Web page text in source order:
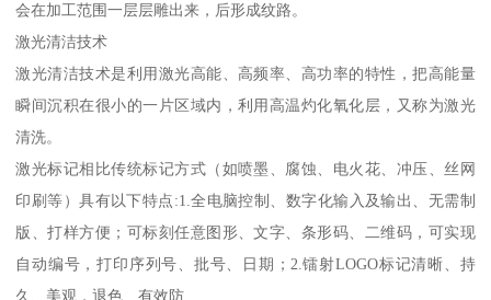
会在加工范围一层层雕出来，后形成纹路。
激光清洁技术
激光清洁技术是利用激光高能、高频率、高功率的特性，把高能量
瞬间沉积在很小的一片区域内，利用高温灼化氧化层，又称为激光
清洗。
激光标记相比传统标记方式（如喷墨、腐蚀、电火花、冲压、丝网
印刷等）具有以下特点:1.全电脑控制、数字化输入及输出、无需制
版、打样方便；可标刻任意图形、文字、条形码、二维码，可实现
自动编号，打印序列号、批号、日期；2.镭射LOGO标记清晰、持
久、美观，退色、有效防